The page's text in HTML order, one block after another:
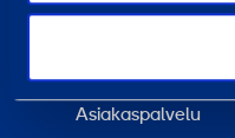
Ramirent Finland
Ura Ramirentillä
Asiakaspalvelu